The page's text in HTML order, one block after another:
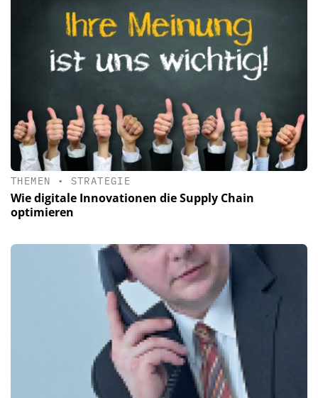
THEMEN • STRATEGIE
Wie digitale Innovationen die Supply Chain
optimieren